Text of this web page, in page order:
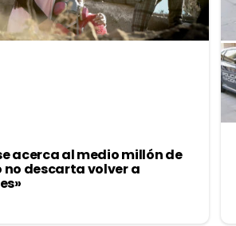
acerca al medio millón de
no descarta volver a